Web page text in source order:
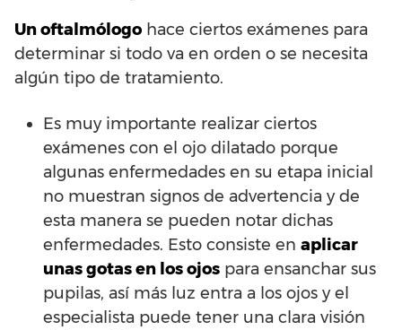
Un oftalmólogo hace ciertos exámenes para
determinar si todo va en orden o se necesita
algún tipo de tratamiento.
Es muy importante realizar ciertos
exámenes con el ojo dilatado porque
algunas enfermedades en su etapa inicial
no muestran signos de advertencia y de
esta manera se pueden notar dichas
enfermedades. Esto consiste en aplicar
unas gotas en los ojos para ensanchar sus
pupilas, así más luz entra a los ojos y el
especialista puede tener una clara visión